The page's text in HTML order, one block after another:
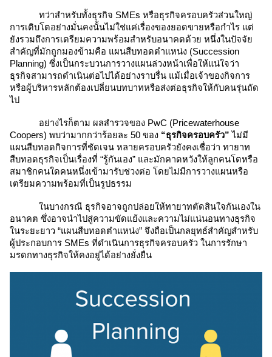
ทว่าสำหรับทั้งธุรกิจ SMEs หรือธุรกิจครอบครัวส่วนใหญ่
การเติบโตอย่างมั่นคงนั้นไม่ใช่แค่เรื่องของยอดขายหรือกำไร แต่
ยังรวมถึงการเตรียมความพร้อมสำหรับอนาคตด้วย หนึ่งในปัจจัย
สำคัญที่มักถูกมองข้ามคือ แผนสืบทอดตำแหน่ง (Succession
Planning) ซึ่งเป็นกระบวนการวางแผนล่วงหน้าเพื่อให้แน่ใจว่า
ธุรกิจสามารถดำเนินต่อไปได้อย่างราบรื่น แม้เมื่อเจ้าของกิจการ
หรือผู้บริหารหลักต้องเปลี่ยนบทบาทหรือส่งต่อธุรกิจให้กับคนรุ่นถัด
ไป
อย่างไรก็ตาม ผลสำรวจของ PwC (Pricewaterhouse
Coopers) พบว่ามากกว่าร้อยละ 50 ของ “ธุรกิจครอบครัว” ไม่มี
แผนสืบทอดกิจการที่ชัดเจน หลายครอบครัวยังคงเชื่อว่า ทายาท
สืบทอดธุรกิจเป็นเรื่องที่ “รู้กันเอง” และมักคาดหวังให้ลูกคนโตหรือ
สมาชิกคนใดคนหนึ่งเข้ามารับช่วงต่อ โดยไม่มีการวางแผนหรือ
เตรียมความพร้อมที่เป็นรูปธรรม
ในบางกรณี ธุรกิจอาจถูกปล่อยให้ทายาทตัดสินใจกันเองใน
อนาคต ซึ่งอาจนำไปสู่ความขัดแย้งและความไม่แน่นอนทางธุรกิจ
ในระยะยาว “แผนสืบทอดตำแหน่ง” จึงถือเป็นกลยุทธ์สำคัญสำหรับ
ผู้ประกอบการ SMEs ที่ดำเนินการธุรกิจครอบครัว ในการรักษา
มรดกทางธุรกิจให้คงอยู่ได้อย่างยั่งยืน